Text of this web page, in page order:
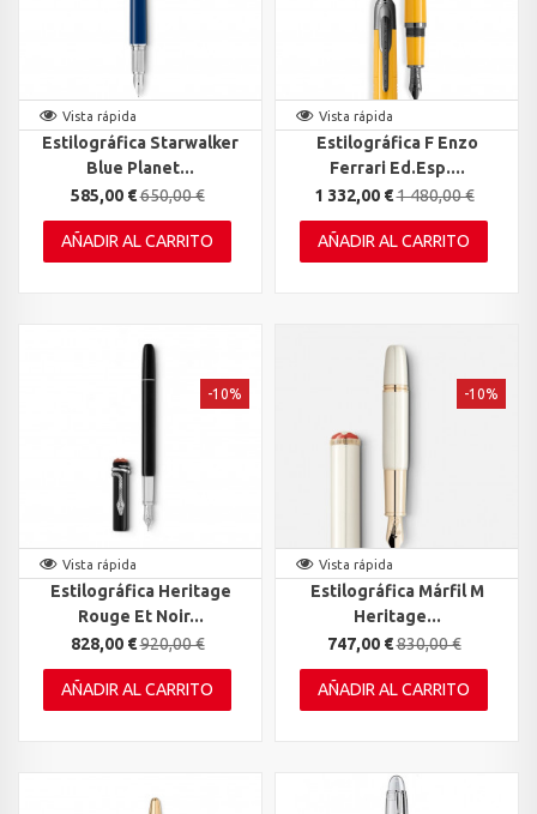
Vista rápida
Estilográfica Starwalker
Blue Planet...
585,00 €650,00 €
AÑADIR AL CARRITO
Vista rápida
Estilográfica F Enzo
Ferrari Ed.Esp....
1 332,00 €1 480,00 €
AÑADIR AL CARRITO
Vista rápida
Estilográfica Heritage
Rouge Et Noir...
828,00 €920,00 €
-10%
AÑADIR AL CARRITO
Vista rápida
Estilográfica Márfil M
Heritage...
747,00 €830,00 €
-10%
AÑADIR AL CARRITO